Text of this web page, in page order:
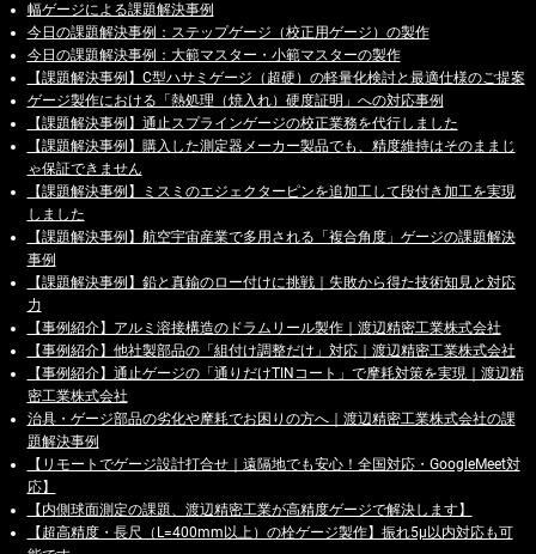
幅ゲージによる課題解決事例
今日の課題解決事例：ステップゲージ（校正用ゲージ）の製作
今日の課題解決事例：大範マスター・小範マスターの製作
【課題解決事例】C型ハサミゲージ（超硬）の軽量化検討と最適仕様のご提案
ゲージ製作における「熱処理（焼入れ）硬度証明」への対応事例
【課題解決事例】通止スプラインゲージの校正業務を代行しました
【課題解決事例】購入した測定器メーカー製品でも、精度維持はそのままじ
ゃ保証できません
【課題解決事例】ミスミのエジェクターピンを追加工して段付き加工を実現
しました
【課題解決事例】航空宇宙産業で多用される「複合角度」ゲージの課題解決
事例
【課題解決事例】鉛と真鍮のロー付けに挑戦｜失敗から得た技術知見と対応
力
【事例紹介】アルミ溶接構造のドラムリール製作｜渡辺精密工業株式会社
【事例紹介】他社製部品の「組付け調整だけ」対応｜渡辺精密工業株式会社
【事例紹介】通止ゲージの「通りだけTINコート」で摩耗対策を実現｜渡辺精
密工業株式会社
治具・ゲージ部品の劣化や摩耗でお困りの方へ｜渡辺精密工業株式会社の課
題解決事例
【リモートでゲージ設計打合せ｜遠隔地でも安心！全国対応・GoogleMeet対
応】
【内側球面測定の課題、渡辺精密工業が高精度ゲージで解決します】
【超高精度・長尺（L=400mm以上）の栓ゲージ製作】振れ5μ以内対応も可